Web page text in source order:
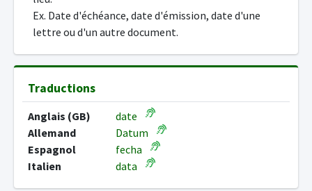
Ex. Date d'échéance, date d'émission, date d'une
lettre ou d'un autre document.
Traductions
Anglais (GB)
date
Allemand
Datum
Espagnol
fecha
Italien
data